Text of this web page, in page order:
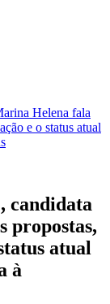
Helena fala
e o status atual
candidata
propostas,
atual
à